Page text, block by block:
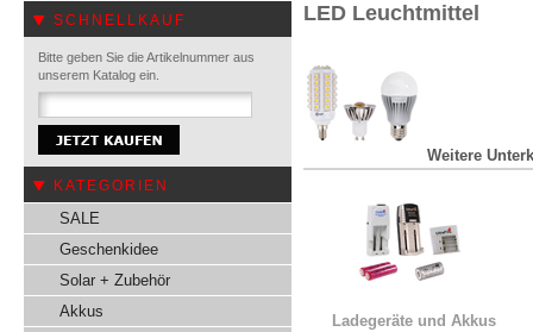
SCHNELLKAUF
Bitte geben Sie die Artikelnummer aus
unserem Katalog ein.
KATEGORIEN
SALE
Geschenkidee
Solar + Zubehör
Akkus
LED Leuchtmittel
Weitere
Ladegeräte und Akkus